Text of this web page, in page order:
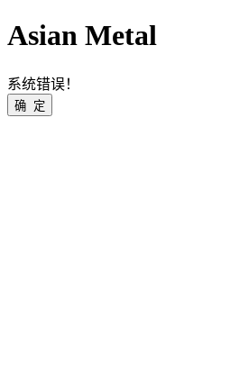
Asian Metal
系统错误！